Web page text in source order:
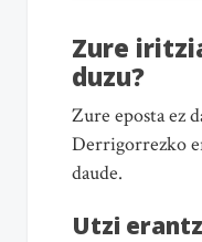
Zure
duzu?
Zure eposta ez
Derrigorrezko
daude.
Utzi